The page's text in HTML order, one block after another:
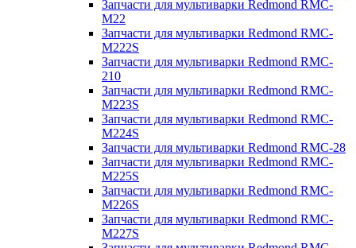
Запчасти для мультиварки Redmond RMC-
M22
Запчасти для мультиварки Redmond RMC-
M222S
Запчасти для мультиварки Redmond RMC-
210
Запчасти для мультиварки Redmond RMC-
M223S
Запчасти для мультиварки Redmond RMC-
M224S
Запчасти для мультиварки Redmond RMC-28
Запчасти для мультиварки Redmond RMC-
M225S
Запчасти для мультиварки Redmond RMC-
M226S
Запчасти для мультиварки Redmond RMC-
M227S